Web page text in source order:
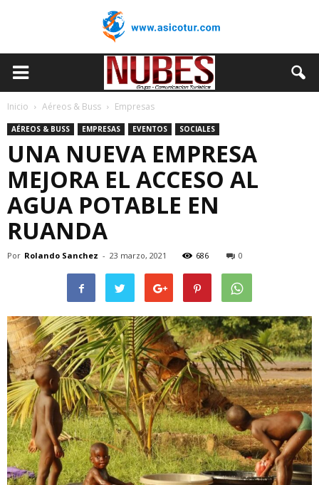
Inicio Aéreos & Buss Empresas
AÉREOS & BUSS EMPRESAS EVENTOS SOCIALES
UNA NUEVA EMPRESA
MEJORA EL ACCESO AL
AGUA POTABLE EN
RUANDA
Por Rolando Sanchez - 23 marzo, 2021 686 0